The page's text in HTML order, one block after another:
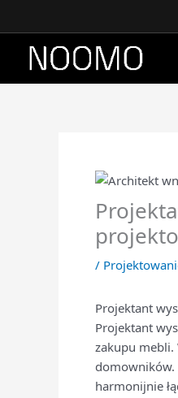
do
/
Projektant
Projektant
zakupu mebli.
harmonijnie